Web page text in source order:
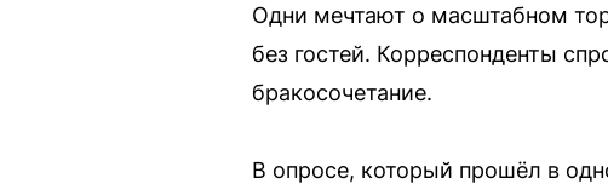
Одни мечтают о масштабном
без гостей. Корреспонденты
бракосочетание.
В опросе, который прошёл в